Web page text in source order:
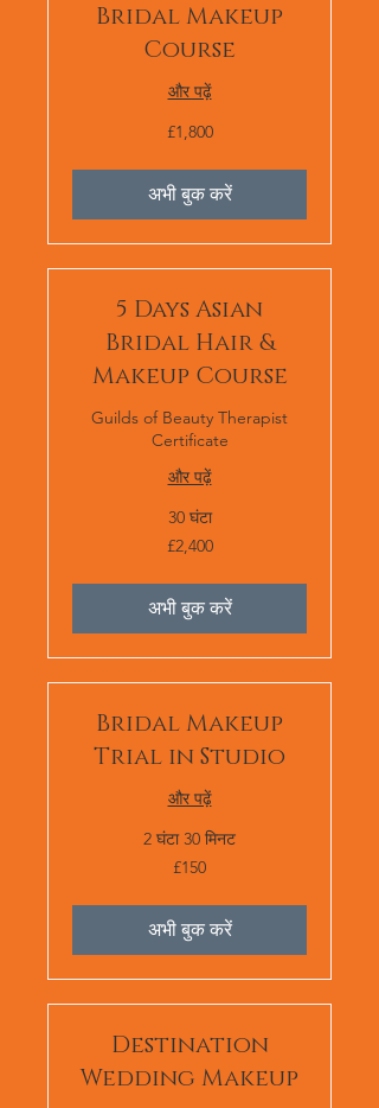
Bridal Makeup
Course
और पढ़ें
£1,800
अभी बुक करें
5 Days Asian
Bridal Hair &
Makeup Course
Guilds of Beauty Therapist
Certificate
और पढ़ें
30 घंटा
£2,400
अभी बुक करें
Bridal Makeup
Trial in Studio
और पढ़ें
2 घंटा 30 मिनट
£150
अभी बुक करें
Destination
Wedding Makeup